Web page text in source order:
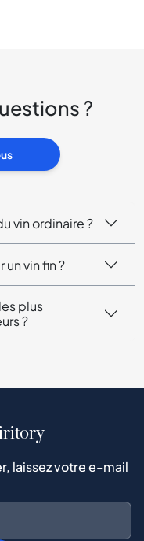
?
vin ordinaire ?
vin fin ?
plus
?
laissez votre e-mail